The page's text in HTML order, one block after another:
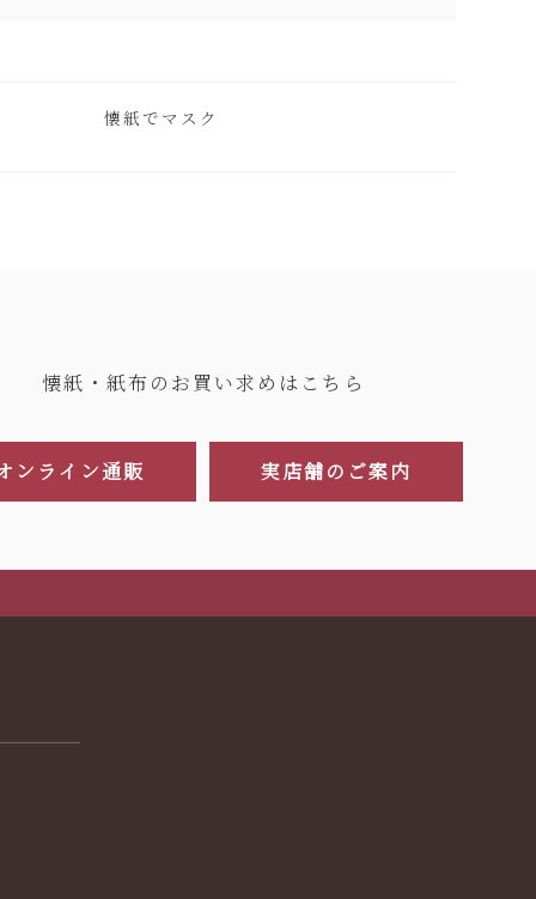
懐紙でマスク
懐紙・紙布のお買い求めはこちら
ンライン通販 実店舗のご案内